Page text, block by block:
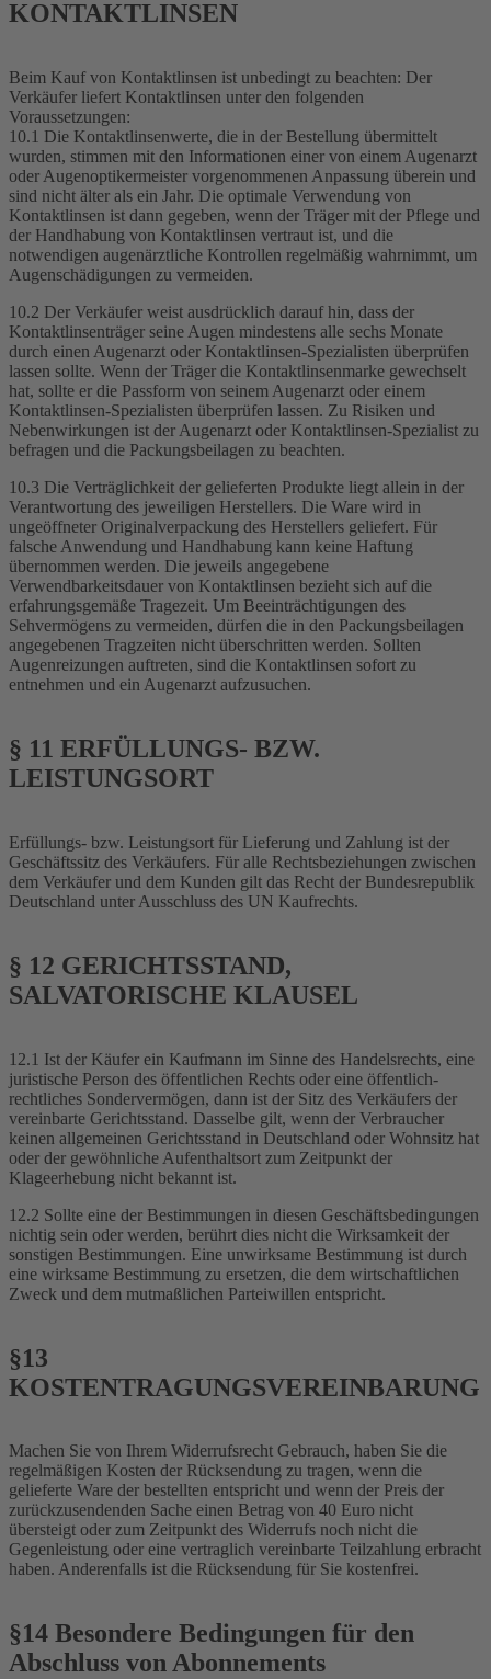
KONTAKTLINSEN
Beim Kauf von Kontaktlinsen ist unbedingt zu beachten: Der
Verkäufer liefert Kontaktlinsen unter den folgenden
Voraussetzungen:
10.1 Die Kontaktlinsenwerte, die in der Bestellung übermittelt
wurden, stimmen mit den Informationen einer von einem Augenarzt
oder Augenoptikermeister vorgenommenen Anpassung überein und
sind nicht älter als ein Jahr. Die optimale Verwendung von
Kontaktlinsen ist dann gegeben, wenn der Träger mit der Pflege und
der Handhabung von Kontaktlinsen vertraut ist, und die
notwendigen augenärztliche Kontrollen regelmäßig wahrnimmt, um
Augenschädigungen zu vermeiden.
10.2 Der Verkäufer weist ausdrücklich darauf hin, dass der
Kontaktlinsenträger seine Augen mindestens alle sechs Monate
durch einen Augenarzt oder Kontaktlinsen-Spezialisten überprüfen
lassen sollte. Wenn der Träger die Kontaktlinsenmarke gewechselt
hat, sollte er die Passform von seinem Augenarzt oder einem
Kontaktlinsen-Spezialisten überprüfen lassen. Zu Risiken und
Nebenwirkungen ist der Augenarzt oder Kontaktlinsen-Spezialist zu
befragen und die Packungsbeilagen zu beachten.
10.3 Die Verträglichkeit der gelieferten Produkte liegt allein in der
Verantwortung des jeweiligen Herstellers. Die Ware wird in
ungeöffneter Originalverpackung des Herstellers geliefert. Für
falsche Anwendung und Handhabung kann keine Haftung
übernommen werden. Die jeweils angegebene
Verwendbarkeitsdauer von Kontaktlinsen bezieht sich auf die
erfahrungsgemäße Tragezeit. Um Beeinträchtigungen des
Sehvermögens zu vermeiden, dürfen die in den Packungsbeilagen
angegebenen Tragzeiten nicht überschritten werden. Sollten
Augenreizungen auftreten, sind die Kontaktlinsen sofort zu
entnehmen und ein Augenarzt aufzusuchen.
§ 11 ERFÜLLUNGS- BZW.
LEISTUNGSORT
Erfüllungs- bzw. Leistungsort für Lieferung und Zahlung ist der
Geschäftssitz des Verkäufers. Für alle Rechtsbeziehungen zwischen
dem Verkäufer und dem Kunden gilt das Recht der Bundesrepublik
Deutschland unter Ausschluss des UN Kaufrechts.
§ 12 GERICHTSSTAND,
SALVATORISCHE KLAUSEL
12.1 Ist der Käufer ein Kaufmann im Sinne des Handelsrechts, eine
juristische Person des öffentlichen Rechts oder eine öffentlich-
rechtliches Sondervermögen, dann ist der Sitz des Verkäufers der
vereinbarte Gerichtsstand. Dasselbe gilt, wenn der Verbraucher
keinen allgemeinen Gerichtsstand in Deutschland oder Wohnsitz hat
oder der gewöhnliche Aufenthaltsort zum Zeitpunkt der
Klageerhebung nicht bekannt ist.
12.2 Sollte eine der Bestimmungen in diesen Geschäftsbedingungen
nichtig sein oder werden, berührt dies nicht die Wirksamkeit der
sonstigen Bestimmungen. Eine unwirksame Bestimmung ist durch
eine wirksame Bestimmung zu ersetzen, die dem wirtschaftlichen
Zweck und dem mutmaßlichen Parteiwillen entspricht.
§13
KOSTENTRAGUNGSVEREINBARUNG
Machen Sie von Ihrem Widerrufsrecht Gebrauch, haben Sie die
regelmäßigen Kosten der Rücksendung zu tragen, wenn die
gelieferte Ware der bestellten entspricht und wenn der Preis der
zurückzusendenden Sache einen Betrag von 40 Euro nicht
übersteigt oder zum Zeitpunkt des Widerrufs noch nicht die
Gegenleistung oder eine vertraglich vereinbarte Teilzahlung erbracht
haben. Anderenfalls ist die Rücksendung für Sie kostenfrei.
§14 Besondere Bedingungen für den
Abschluss von Abonnements